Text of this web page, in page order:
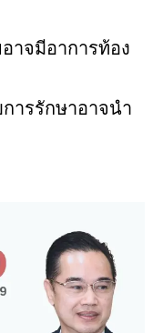
าจมีอาการท้อง
ารรักษาอาจนำ